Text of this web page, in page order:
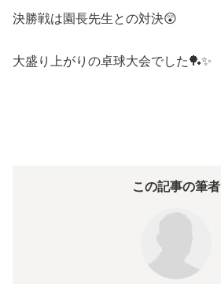
決勝戦は園長先生との対決😲
大盛り上がりの卓球大会でした🏓✨
この記事の筆者